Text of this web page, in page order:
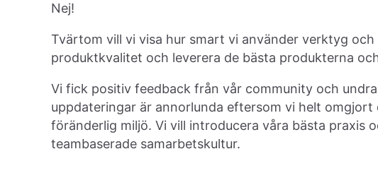
Nej!
Tvärtom vill vi visa hur smart vi använder verktyg
produktkvalitet och leverera de bästa produkterna
Vi fick positiv feedback från vår community och
uppdateringar är annorlunda eftersom vi helt
föränderlig miljö. Vi vill introducera våra bästa praxis
teambaserade samarbetskultur.